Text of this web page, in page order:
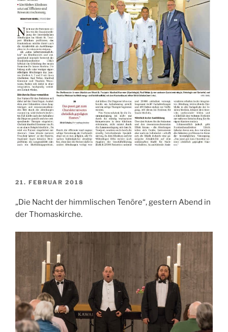
VERÖFFENTLICHT
21. FEBRUAR 2018
„Die Nacht der himmlischen Tenöre“, gestern Abend in
der Thomaskirche.